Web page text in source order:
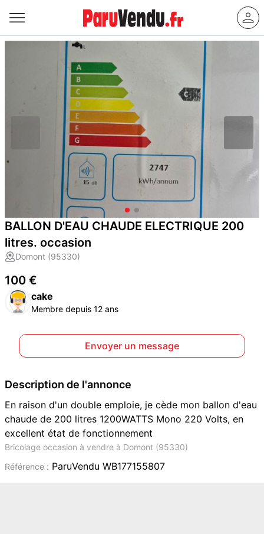
BALLON D'EAU CHAUDE ELECTRIQUE 200
litres. occasion
Domont (95330)
100 €
cake
Membre depuis 12 ans
Envoyer un message
Description de l'annonce
En raison d'un double emploie, je cède mon ballon d'eau
chaude de 200 litres 1200WATTS Mono 220 Volts, en
excellent état de fonctionnement
Bricolage occasion à vendre à Domont (95330)
Référence : ParuVendu WB177155807